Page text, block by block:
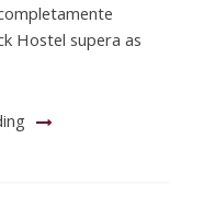
Hostel supera as